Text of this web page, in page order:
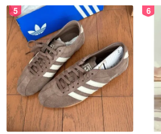
5 6